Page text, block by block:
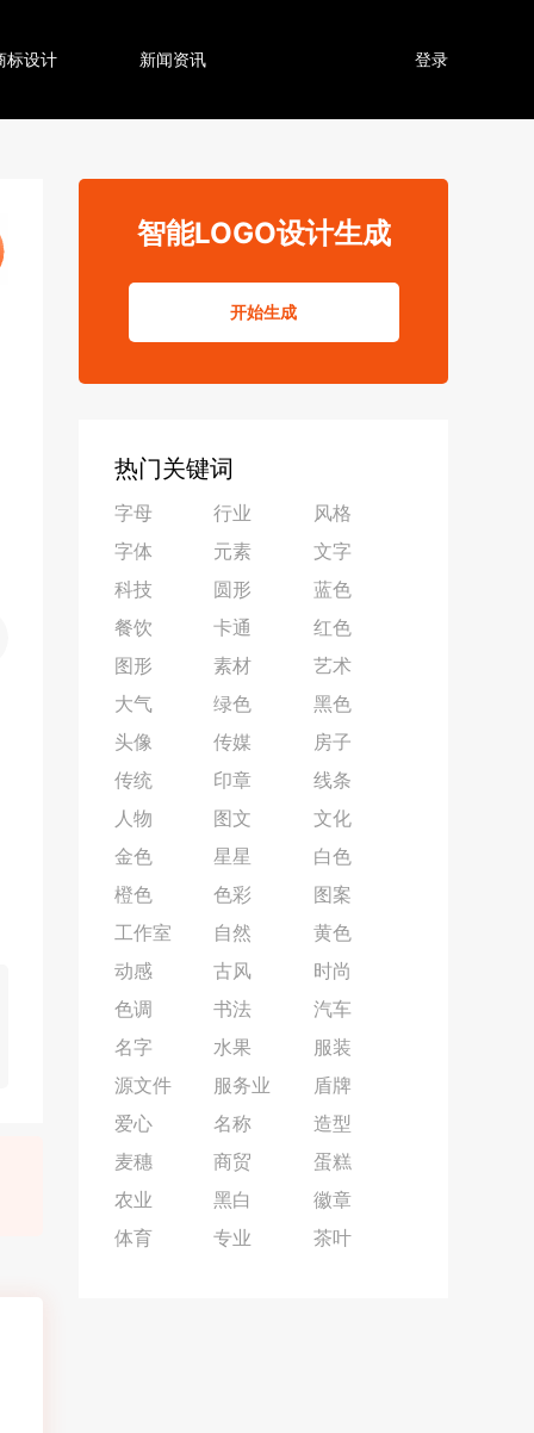
标设计 新闻资讯 登录
智能LOGO设计生成
开始生成
热门关键词
字母 行业
风格
字体
元素
文字
科技
圆形
蓝色
餐饮
卡通
红色
图形
素材
艺术
大气
绿色
黑色
头像
传媒
房子
传统
印章
线条
人物
图文
文化
金色
星星
白色
橙色
色彩
图案
工作室
自然
黄色
动感
古风
时尚
色调
书法
汽车
名字
水果
服装
源文件
服务业
盾牌
爱心
名称
造型
麦穗
商贸
蛋糕
农业
黑白
徽章
体育
专业 茶叶